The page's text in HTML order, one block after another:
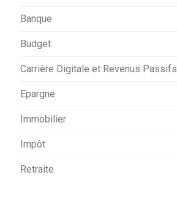
Banque
Budget
Carrière Digitale et Revenus Passifs
Epargne
Immobilier
Impôt
Retraite